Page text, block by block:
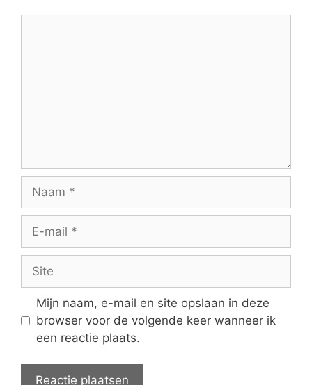
mail
Mijn naam, e-mail en site opslaan in deze
browser voor de volgende keer wanneer ik
een reactie plaats.